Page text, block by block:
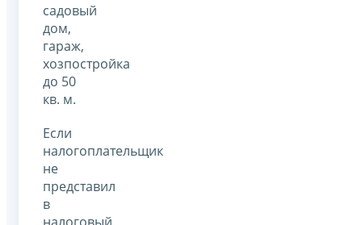
садовый
дом,
гараж,
хозпостройка
до 50
кв. м.
Если
налогоплательщик
не
представил
в
налоговый